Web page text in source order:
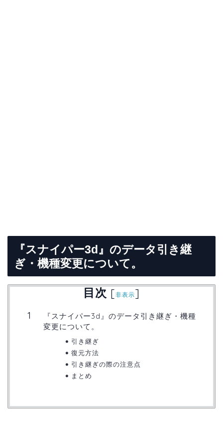
『スナイパー3d』のデータ引き継
ぎ・機種変更について。
目次 [非表示]
『スナイパー3d』のデータ引き継ぎ・機種
変更について。
引き継ぎ
復元方法
引き継ぎの際の注意点
まとめ